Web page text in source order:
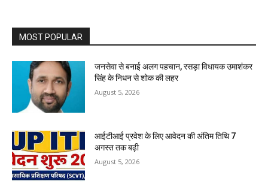
MOST POPULAR
जनसेवा से बनाई अलग पहचान, रसड़ा विधायक उमाशंकर
सिंह के निधन से शोक की लहर
August 5, 2026
आईटीआई प्रवेश के लिए आवेदन की अंतिम तिथि 7
अगस्त तक बढ़ी
August 5, 2026